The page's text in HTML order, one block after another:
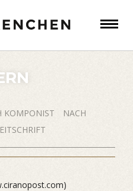
KOMPONIST
NACH